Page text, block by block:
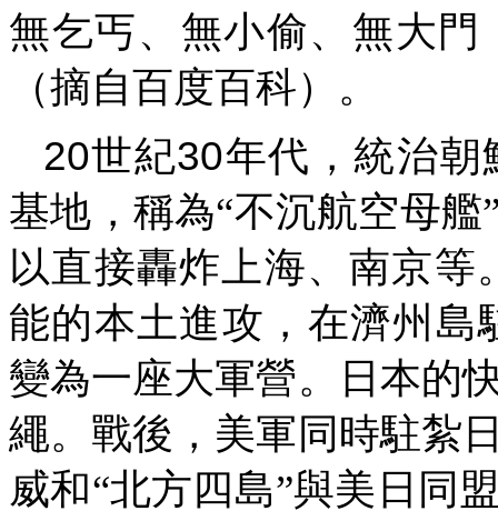
無乞丐、無小偷、無大
（摘自百度百科）。
20世紀30年代，統治朝
基地，稱為“不沉航空母
以直接轟炸上海、南京等
能的本土進攻，在濟州島
變為一座大軍營。日本的
繩。戰後，美軍同時駐紮
威和“北方四島”與美日同